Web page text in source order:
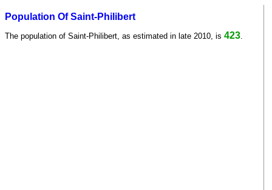
Population Of Saint-Philibert
The population of Saint-Philibert, as estimated in late 2010, is 423